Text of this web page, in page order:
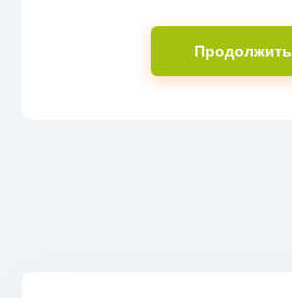
Продолжить